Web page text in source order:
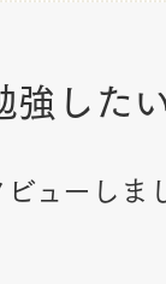
したい
ューしま